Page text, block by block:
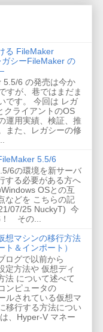
る FileMaker
シーFileMaker の
6 の発売は今か
すが、巷ではまだま
です。 今回は レガ
クライアントのOS
運用実績、検証、推
また、レガシーの修
5.5/6
6の環境を新サーバ
する必要がある方へ
OSとの互
などを こちらの記
07/25 NuckyT) 今
その...
想マシンの移行方法
ト＆インポート）
ログで以前から
定方法や 仮想ディ
法 について述べて
ンピュータの
ルされている仮想マ
移行する方法につい
、Hyper-V マネー